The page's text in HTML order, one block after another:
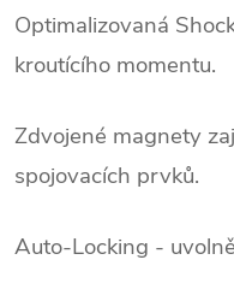
Optimalizovaná
kroutícího momentu.
Zdvojené magnety
spojovacích prvků.
Auto-Locking -